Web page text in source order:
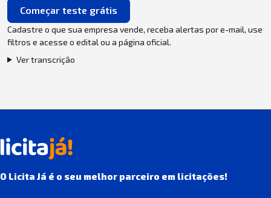
Começar teste grátis
Cadastre o que sua empresa vende, receba alertas por e-mail, use
filtros e acesse o edital ou a página oficial.
Ver transcrição
O Licita Já é o seu melhor parceiro em licitações!